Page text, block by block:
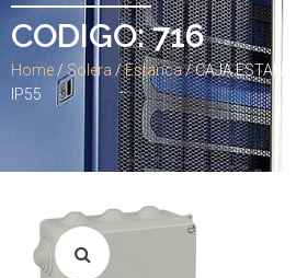
CODIGO: 716
Home /Solera /Estanca/ CAJA
IP55